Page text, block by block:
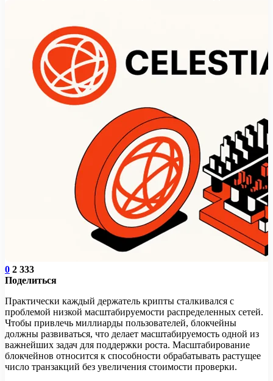
0 2 333
Поделиться
Практически каждый держатель крипты сталкивался с
проблемой низкой масштабируемости распределенных сетей.
Чтобы привлечь миллиарды пользователей, блокчейны
должны развиваться, что делает масштабируемость одной из
важнейших задач для поддержки роста. Масштабирование
блокчейнов относится к способности обрабатывать растущее
число транзакций без увеличения стоимости проверки.